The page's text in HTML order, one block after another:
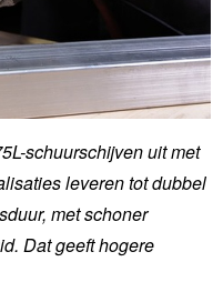
schuurschijven uit met
leveren tot dubbel
met schoner
Dat geeft hogere